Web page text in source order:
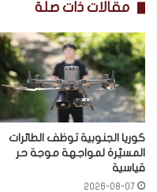
مقالات ذات صلة
كوريا الجنوبية توظف الطائرات
المسيّرة لمواجهة موجة حر
قياسية
2026-08-07